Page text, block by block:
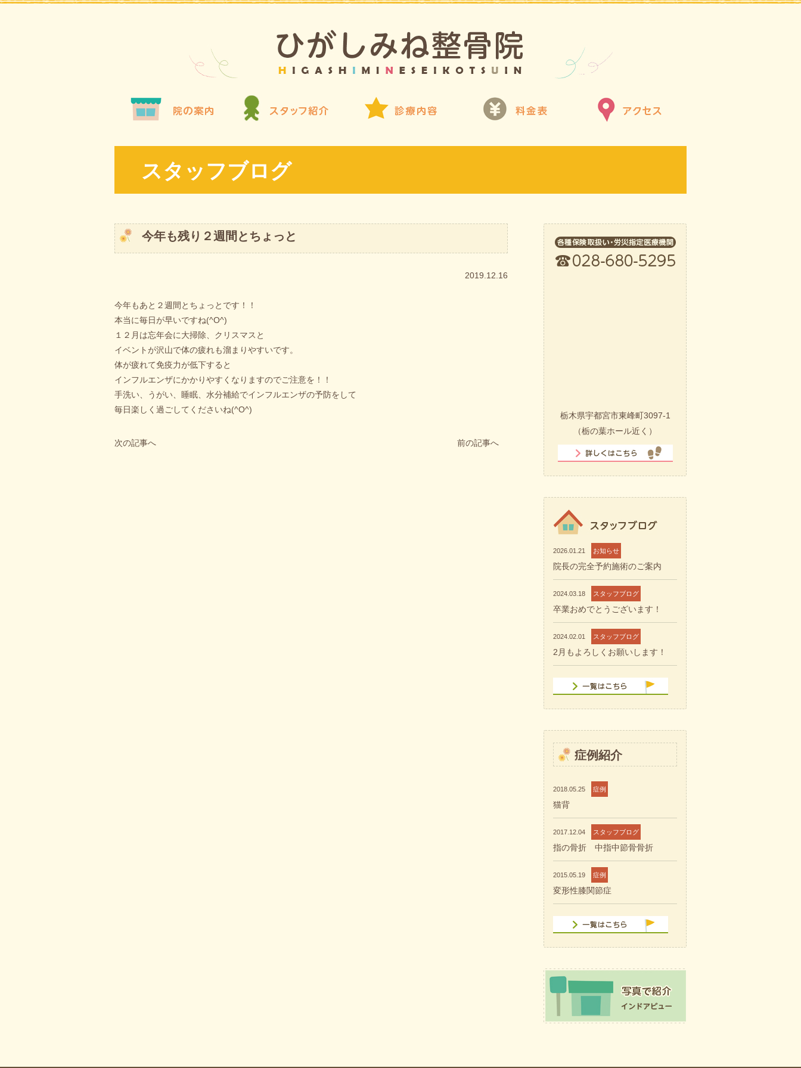
スタッフブログ
今年も残り２週間とちょっと
2019.12.16
今年もあと２週間とちょっとです！！
本当に毎日が早いですね(^O^)
１２月は忘年会に大掃除、クリスマスと
イベントが沢山で体の疲れも溜まりやすいです。
体が疲れて免疫力が低下すると
インフルエンザにかかりやすくなりますのでご注意を！！
手洗い、うがい、睡眠、水分補給でインフルエンザの予防をして
毎日楽しく過ごしてくださいね(^O^)
次の記事へ 前の記事へ
栃木県宇都宮市東峰町3097-1
（栃の葉ホール近く）
2026.01.21 お知らせ
院長の完全予約施術のご案内
2024.03.18 スタッフブログ
卒業おめでとうございます！
2024.02.01 スタッフブログ
2月もよろしくお願いします！
症例紹介
2018.05.25 症例
猫背
2017.12.04 スタッフブログ
指の骨折 中指中節骨骨折
2015.05.19 症例
変形性膝関節症